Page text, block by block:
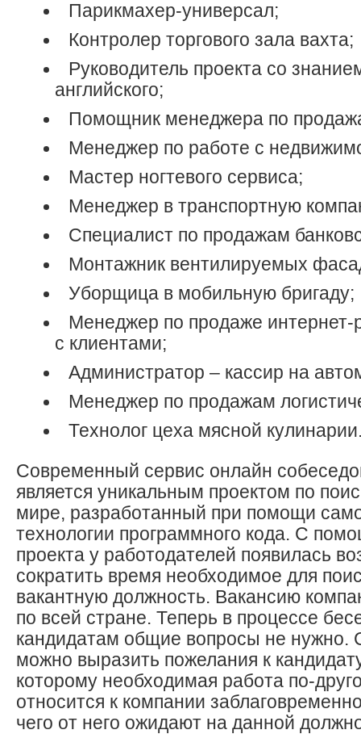
Парикмахер-универсал;
Контролер торгового зала вахта;
Руководитель проекта со
английского;
Помощник менеджера по
Менеджер по работе с
Мастер ногтевого сервиса;
Менеджер в транспортную
Специалист по продажам
Монтажник вентилируемых
Уборщица в мобильную бригаду;
Менеджер по продаже
с клиентами;
Администратор – кассир на
Менеджер по продажам
Технолог цеха мясной
Современный сервис онлайн
является уникальным проектом по
мире, разработанный при помощи
технологии программного кода. С
проекта у работодателей появилась
сократить время необходимое для
вакантную должность. Вакансию
по всей стране. Теперь в процессе
кандидатам общие вопросы не
можно выразить пожелания к
которому необходимая работа по-
относится к компании
чего от него ожидают на данной